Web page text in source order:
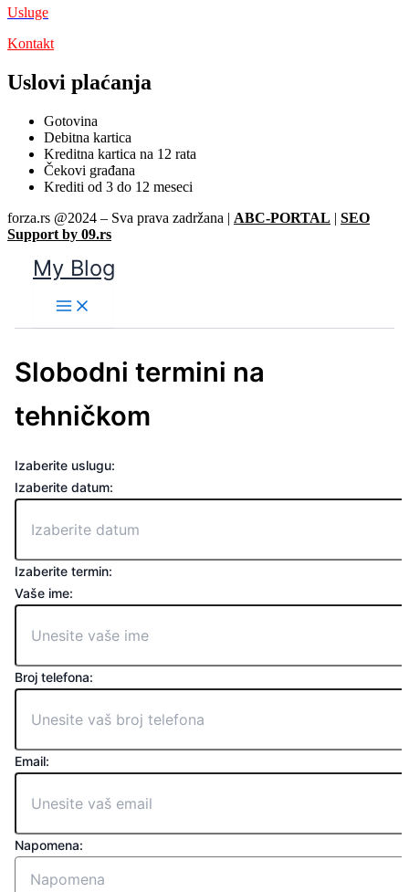
Usluge
Kontakt
Uslovi plaćanja
Gotovina
Debitna kartica
Kreditna kartica na 12 rata
Čekovi građana
Krediti od 3 do 12 meseci
forza.rs @2024 – Sva prava zadržana | ABC-PORTAL | SEO
Support by 09.rs